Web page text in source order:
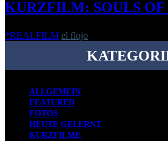
KURZFILM: SOULS
*REALFILM el flojo
ALLGEMEIN
FEATURED
FOTOS
HEUTE GELERNT
KURZFILME